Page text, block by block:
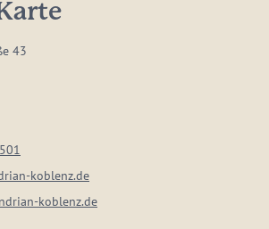
43
koblenz.de
koblenz.de